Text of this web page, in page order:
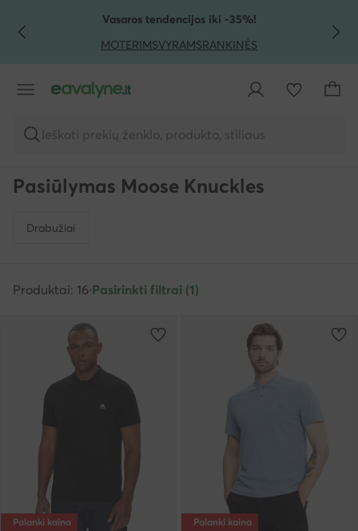
PEREITI PRIE PAGRINDINIO TURINIO
PEREITI Į PAIEŠKĄVasaros tendencijos iki -35%!
MOTERIMSVYRAMSRANKINĖS
Ieškoti prekių ženklo, produkto, stiliaus
Pasiūlymas Moose Knuckles
Drabužiai
Produktai: 16·Pasirinkti filtrai (1)
Palanki kaina Palanki kaina